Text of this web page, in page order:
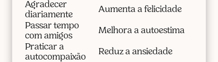
Agradecer
diariamente
Aumenta a felicidade
Passar tempo
com amigos
Melhora a autoestima
Praticar a
autocompaixão
Reduz a ansiedade